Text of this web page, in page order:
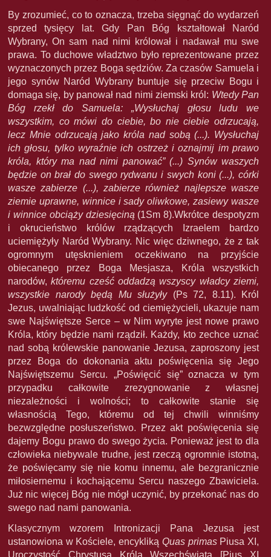
By zrozumieć, co to oznacza, trzeba sięgnąć do wydarzeń
sprzed tysięcy lat. Gdy Pan Bóg kształtował Naród
Wybrany, On sam nad nimi królował i nadawał mu swe
prawa. To duchowe władztwo było reprezentowane przez
wyznaczonych przez Boga sędziów. Za czasów Samuela i
jego synów Naród Wybrany buntuje się przeciw Bogu i
domaga się, by panował nad nimi ziemski król: Wtedy Pan
Bóg rzekł do Samuela: „Wysłuchaj głosu ludu we
wszystkim, co mówi do ciebie, bo nie ciebie odrzucają,
lecz Mnie odrzucają jako króla nad sobą (...). Wysłuchaj
ich głosu, tylko wyraźnie ich ostrzeż i oznajmij im prawo
króla, który ma nad nimi panować” (...) Synów waszych
będzie on brał do swego rydwanu i swych koni (...), córki
wasze zabierze (...), zabierze również najlepsze wasze
ziemie uprawne, winnice i sady oliwkowe, zasiewy wasze
i winnice obciąży dziesięciną (1Sm 8).Wkrótce despotyzm
i okrucieństwo królów rządzących Izraelem bardzo
uciemiężyły Naród Wybrany. Nic więc dziwnego, że z tak
ogromnym utęsknieniem oczekiwano na przyjście
obiecanego przez Boga Mesjasza, Króla wszystkich
narodów,któremu cześć oddadzą wszyscy władcy ziemi,
wszystkie narody będą Mu służyły(Ps 72, 8.11). Król
Jezus, uwalniając ludzkość od ciemiężycieli, ukazuje nam
swe Najświętsze Serce – w Nim wyryte jest nowe prawo
Króla, który będzie nami rządził. Każdy, kto zechce uznać
nad sobą królewskie panowanie Jezusa, zaproszony jest
przez Boga do dokonania aktu poświęcenia się Jego
Najświętszemu Sercu. „Poświęcić się” oznacza w tym
przypadku całkowite zrezygnowanie z własnej
niezależności i wolności; to całkowite stanie się
własnością Tego, któremu od tej chwili winniśmy
bezwzględne posłuszeństwo. Przez akt poświęcenia się
dajemy Bogu prawo do swego życia. Ponieważ jest to dla
człowieka niebywale trudne, jest rzeczą ogromnie istotną,
że poświęcamy się nie komu innemu, ale bezgranicznie
miłosiernemu i kochającemu Sercu naszego Zbawiciela.
Już nic więcej Bóg nie mógł uczynić, by przekonać nas do
swego nad nami panowania.
Klasycznym wzorem Intronizacji Pana Jezusa jest
ustanowiona w Kościele, encykliką Quas primasPiusa XI,
Uroczystość Chrystusa Króla Wszechświata [Pius XI